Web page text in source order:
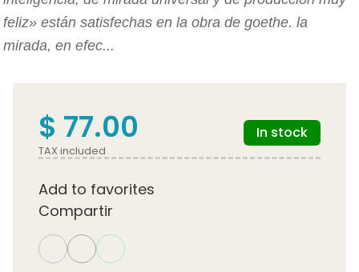
feliz» están satisfechas en la obra de goethe. la
mirada, en efec...
$ 77.00
TAX included
In stock
Add to favorites
Compartir